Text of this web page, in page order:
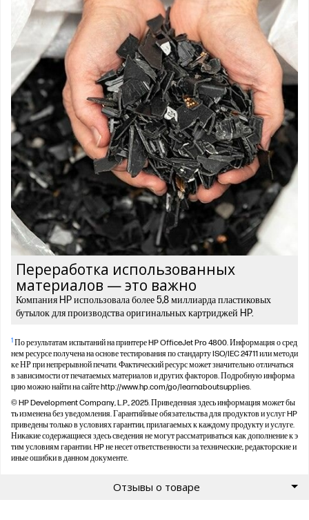
Переработка использованных
материалов — это важно
Компания HP использовала более 5,8 миллиарда пластиковых
бутылок для производства оригинальных картриджей HP.
1 По результатам испытаний на принтере HP OfficeJet Pro 4800. Информация о сред
нем ресурсе получена на основе тестирования по стандарту ISO/IEC 24711 или методи
ке НР при непрерывной печати. Фактический ресурс может значительно отличаться
в зависимости от печатаемых материалов и других факторов. Подробную информа
цию можно найти на сайте http://www.hp.com/go/learnaboutsupplies.
© HP Development Company, L.P., 2025. Приведенная здесь информация может бы
ть изменена без уведомления. Гарантийные обязательства для продуктов и услуг HP
приведены только в условиях гарантии, прилагаемых к каждому продукту и услуге.
Никакие содержащиеся здесь сведения не могут рассматриваться как дополнение к э
тим условиям гарантии. HP не несет ответственности за технические, редакторские и
иные ошибки в данном документе.
Отзывы о товаре